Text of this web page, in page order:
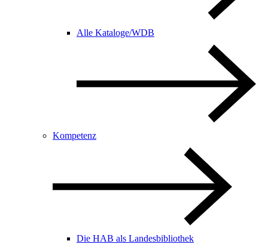
Alle Kataloge/WDB
Kompetenz
Die HAB als Landesbibliothek